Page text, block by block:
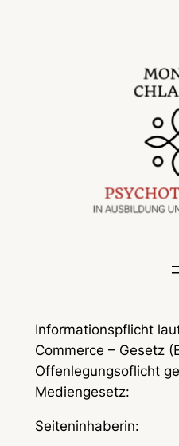
Informationspflicht
Commerce – Gesetz
Offenlegungsoflicht
Mediengesetz:
Seiteninhaberin: